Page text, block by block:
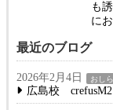
も
に
最近のブログ
2026年2月4日 おし
広島校